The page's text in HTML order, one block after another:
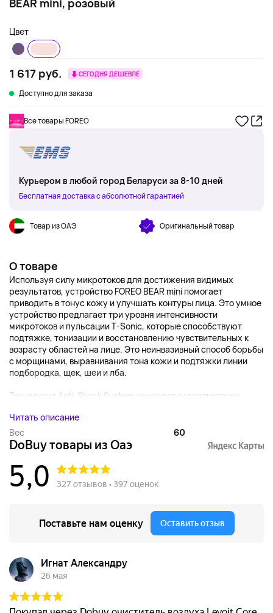
BEAR mini, розовый
Цвет
1 617 руб. СЕГОДНЯ ДЕШЕВЛЕ
Доступно для заказа
Все товары FOREO
Курьером в любой город Беларуси за 8-10 дней
Бесплатная доставка с абсолютной гарантией
Товар из ОАЭ Оригинальный товар
О товаре
Используя силу микротоков для достижения видимых
результатов, устройство FOREO BEAR mini помогает
приводить в тонус кожу и улучшать контуры лица. Это умное
устройство предлагает три уровня интенсивности
микротоков и пульсации T-Sonic, которые способствуют
подтяжке, тонизации и восстановлению чувствительных к
возрасту областей на лице. Это неинвазивный способ борьбы
с морщинами, выравнивания тона кожи и подтяжки линии
подбородка, щек, шеи и лба.
Технология Anti-Shock System измеряет сопротивление...
Читать описание
Вес
60